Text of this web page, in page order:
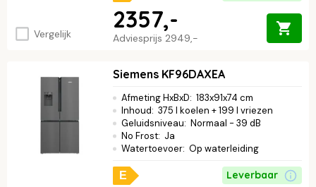
Vergelijk Adviesprijs 2949,-
2357,-
Siemens KF96DAXEA
Afmeting HxBxD: 183x91x74 cm
Inhoud: 375 l koelen + 199 l vriezen
Geluidsniveau: Normaal - 39 dB
No Frost: Ja
Watertoevoer: Op waterleiding
E Leverbaar